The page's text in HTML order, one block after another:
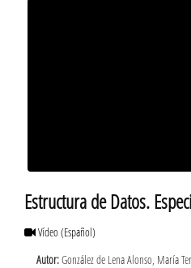
Estructura de Datos.
Vídeo(Español)
Autor:González de Lena Alonso, María